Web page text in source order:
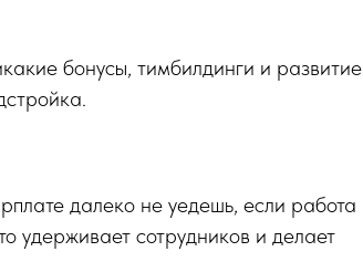
бонусы, тимбилдинги и развитие
далеко не уедешь, если работа
удерживает сотрудников и делает